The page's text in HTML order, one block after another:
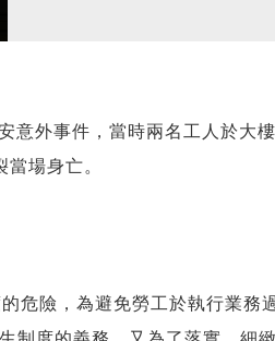
外事件，當時兩名工人於大
場身亡。
危險，為避免勞工於執行業